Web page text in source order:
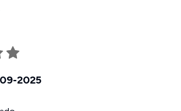
2025